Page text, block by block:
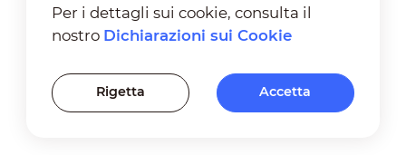
Per i dettagli sui cookie, consulta il
nostro Dichiarazioni sui Cookie
Rigetta Accetta